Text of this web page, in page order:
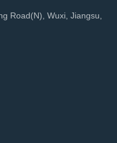
Road(N), Wuxi, Jiangsu,